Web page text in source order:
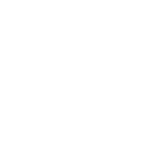
tēmas, demonstrējot
saturisko spektru – no
sistēmām caur ekoloģiju
alternatīviem pasaules
Daži darbi ir radīti īpaši